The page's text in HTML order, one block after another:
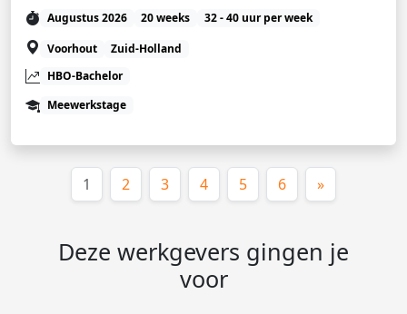
Augustus 2026 20 weeks
32 - 40 uur per week
Voorhout
Zuid-Holland
HBO-Bachelor
Meewerkstage
1 (huidige)
2 3 4 5 6 »
Deze werkgevers gingen je
voor